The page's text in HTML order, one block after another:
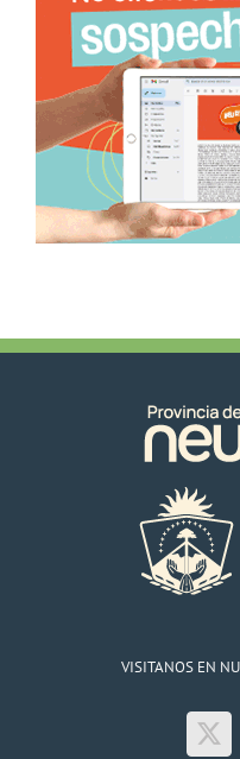
VISITANOS EN